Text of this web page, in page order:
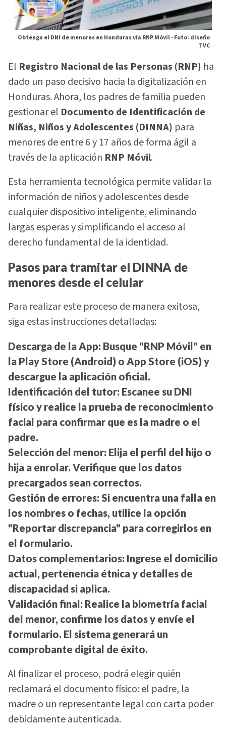
Obtenga el DNI de menores en Honduras vía RNP Móvil -Foto: diseño
TVC
El Registro Nacional de las Personas (RNP) ha
dado un paso decisivo hacia la digitalización en
Honduras. Ahora, los padres de familia pueden
gestionar el Documento de Identificación de
Niñas, Niños y Adolescentes (DINNA) para
menores de entre 6 y 17 años de forma ágil a
través de la aplicación RNP Móvil.
Esta herramienta tecnológica permite validar la
información de niños y adolescentes desde
cualquier dispositivo inteligente, eliminando
largas esperas y simplificando el acceso al
derecho fundamental de la identidad.
Pasos para tramitar el DINNA de
menores desde el celular
Para realizar este proceso de manera exitosa,
siga estas instrucciones detalladas:
Descarga de la App: Busque "RNP Móvil" en
la Play Store (Android) o App Store (iOS) y
descargue la aplicación oficial.
Identificación del tutor: Escanee su DNI
físico y realice la prueba de reconocimiento
facial para confirmar que es la madre o el
padre.
Selección del menor: Elija el perfil del hijo o
hija a enrolar. Verifique que los datos
precargados sean correctos.
Gestión de errores: Si encuentra una falla en
los nombres o fechas, utilice la opción
"Reportar discrepancia" para corregirlos en
el formulario.
Datos complementarios: Ingrese el domicilio
actual, pertenencia étnica y detalles de
discapacidad si aplica.
Validación final: Realice la biometría facial
del menor, confirme los datos y envíe el
formulario. El sistema generará un
comprobante digital de éxito.
Al finalizar el proceso, podrá elegir quién
reclamará el documento físico: el padre, la
madre o un representante legal con carta poder
debidamente autenticada.